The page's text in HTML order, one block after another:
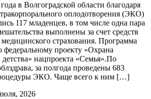
в Волгоградской области благодаря
оплодотворения (ЭКО)
117 младенцев, в том числе одна пара
выполнены за счет средств
медицинского страхования. Программа
федеральному проекту «Охрана
детства» нацпроекта «Семья».По
за полгода проведены 683
ЭКО. Чаще всего к ним […]
2026